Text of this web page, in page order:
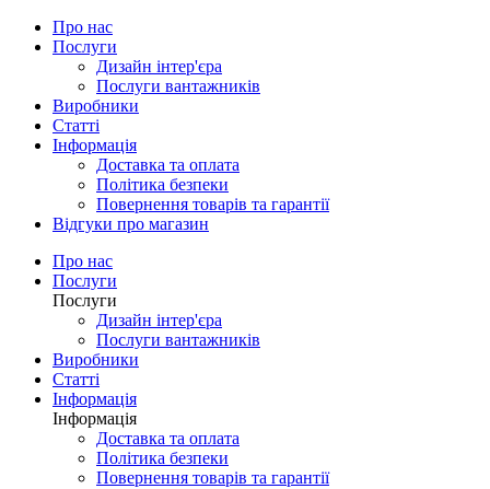
Про нас
Послуги
Дизайн інтер'єра
Послуги вантажників
Виробники
Статті
Інформація
Доставка та оплата
Політика безпеки
Повернення товарів та гарантії
Відгуки про магазин
Про нас
Послуги
Послуги
Дизайн інтер'єра
Послуги вантажників
Виробники
Статті
Інформація
Інформація
Доставка та оплата
Політика безпеки
Повернення товарів та гарантії